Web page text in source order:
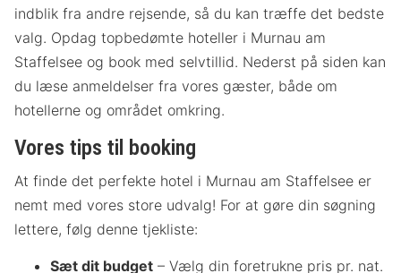
indblik fra andre rejsende, så du kan træffe det bedste
valg. Opdag topbedømte hoteller i Murnau am
Staffelsee og book med selvtillid. Nederst på siden kan
du læse anmeldelser fra vores gæster, både om
hotellerne og området omkring.
Vores tips til booking
At finde det perfekte hotel i Murnau am Staffelsee er
nemt med vores store udvalg! For at gøre din søgning
lettere, følg denne tjekliste:
Sæt dit budget – Vælg din foretrukne pris pr. nat.